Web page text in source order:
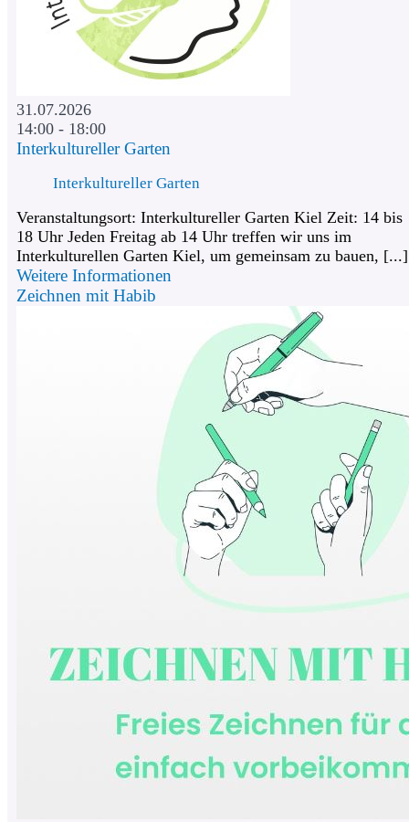
31.07.2026
14:00 - 18:00
Interkultureller Garten
Interkultureller Garten
Veranstaltungsort: Interkultureller Garten Kiel Zeit: 14 bis
18 Uhr Jeden Freitag ab 14 Uhr treffen wir uns im
Interkulturellen Garten Kiel, um gemeinsam zu bauen, [...]
Weitere Informationen
Zeichnen mit Habib